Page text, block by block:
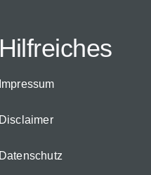
Hilfreiches
Impressum
Disclaimer
Datenschutz